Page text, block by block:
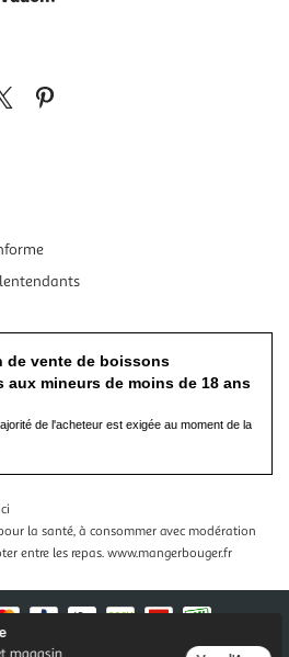
de vente de boissons
aux mineurs de moins de 18 ans
de l'acheteur est exigée au moment de la
la santé, à consommer avec modération
entre les repas. www.mangerbouger.fr